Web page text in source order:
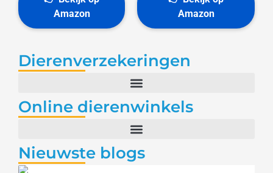
Dierenverzekeringen
Online dierenwinkels
Nieuwste blogs